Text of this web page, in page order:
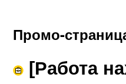
Промо-
[Работа